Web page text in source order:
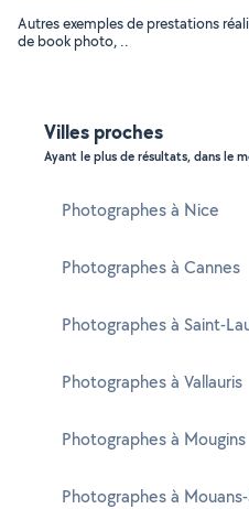
Autres exemples de prestations
de book photo, ..
Villes proches
Ayant le plus de résultats, dans le
Photographes à Nice
Photographes à Cannes
Photographes à Saint-
Photographes à Vallauris
Photographes à Mougins
Photographes à